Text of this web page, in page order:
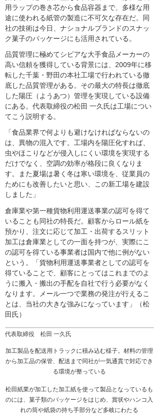
代表取締役 松田 一久氏
用ラップの巻き芯から食品容器まで、多様な用
途に使われる紙管の製造に不可欠な存在だ。同
社の技術は今日、ナショナルブランドのスナッ
ク菓子のパッケージにも活用されている。
品質管理に極めてシビアな大手食品メーカーの
高い信頼を獲得している背景には、2009年に移
転した千葉・野田の本社工場で行われている徹
底した品質管理がある。その最大の特長は徹底
した陽圧（ようあつ）管理を実現している設備
にある。代表取締役の松田 一久氏は工場につい
てこう説明する。
「食品業界で何よりも避けなければならないの
は、異物の混入です。工場内を陽圧化すれば、
虫やほこりなどが侵入しにくい環境を実現する
だけでなく、空調の効率が格段に良くなりま
す。また夏場は暑く冬は寒い環境を、従業員の
ためにも改善したいと思い、この新工場を建設
しました」
倉庫業や第一種貨物利用運送事業の認可を得て
いることも同社の特長だ。顧客からロール紙を
預かり、注文に応じて加工・出荷するスリット
加工は倉庫業としての一面を持つが、実際にこ
の認可を得ている事業者は国内で他に例がない
という。「貨物利用運送事業者としての認可を
得ていることで、顧客にとってはこれまでのよ
うに搬入・搬出の手配を自社で行う必要がなく
なります。メール一つで業務の発注が行えるこ
とは、当社の大きな強みになっています」（松
田氏）
加工製品を配送用トラックに積み込む様子。材料の管理
から加工品の保管、配送まで同社が一気通貫で対応でき
る環境が整っている
松田紙業が加工した加工紙を使って製品となっているも
のには、菓子類のパッケージをはじめ、賞状やハンコ入
れの筒や紙袋の持ち手部分など多岐にわたる